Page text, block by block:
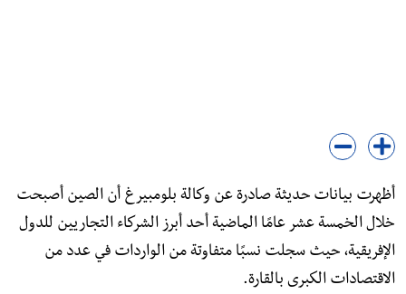
أظهرت بيانات حديثة صادرة عن وكالة بلومبيرغ أن الصين أصبحت
خلال الخمسة عشر عامًا الماضية أحد أبرز الشركاء التجاريين للدول
الإفريقية، حيث سجلت نسبًا متفاوتة من الواردات في عدد من
الاقتصادات الكبرى بالقارة.